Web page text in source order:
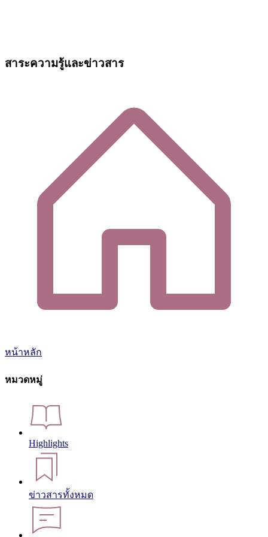
สาระความรู้และข่าวสาร
หน้าหลัก
หมวดหมู่
Highlights
ข่าวสารทั้งหมด